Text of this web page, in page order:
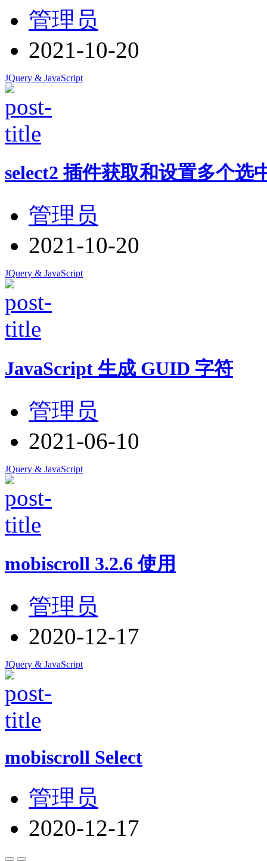
管理员
2021-10-20
JQuery & JavaScript
select2 插件获取和设置多个选
管理员
2021-10-20
JQuery & JavaScript
JavaScript 生成 GUID 字符
管理员
2021-06-10
JQuery & JavaScript
mobiscroll 3.2.6 使用
管理员
2020-12-17
JQuery & JavaScript
mobiscroll Select
管理员
2020-12-17